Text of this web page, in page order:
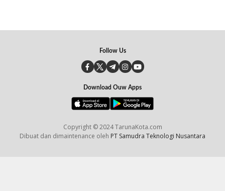
Follow Us
Download Ouw Apps
Copyright © 2024 TarunaKota.com
Dibuat dan dimaintenance oleh PT Samudra Teknologi Nusantara